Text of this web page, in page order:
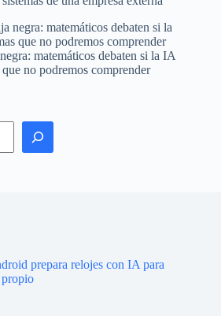
matemáticos debaten si la IA
no podremos comprender